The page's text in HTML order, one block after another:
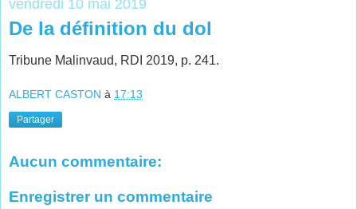
vendredi 10 mai 2019
De la définition du dol
Tribune Malinvaud, RDI 2019, p. 241.
ALBERT CASTON à 17:13
Partager
Aucun commentaire:
Enregistrer un commentaire